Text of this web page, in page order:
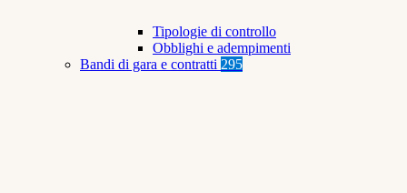
Tipologie di controllo
Obblighi e adempimenti
Bandi di gara e contratti 295